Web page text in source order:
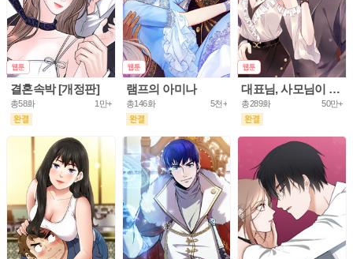
결혼속박 [개정판]
총58화 1만+
램프의 아미나
총146화 5천+
대표님, 사모님이 도망가요
총289화 50만+